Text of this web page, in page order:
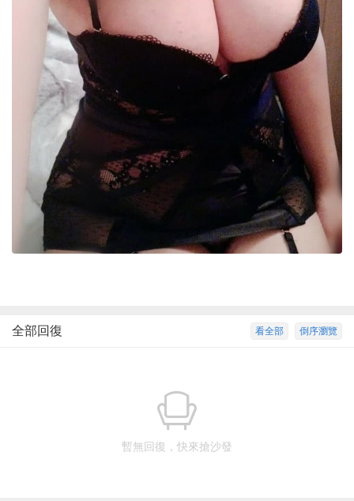
倒序瀏覽
看全部
全部回復
暫無回復，快來搶沙發